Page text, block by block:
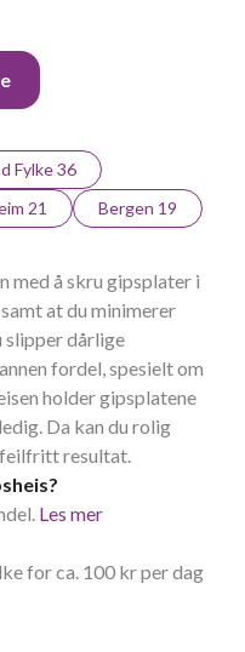
Fylke 36
21
Bergen 19
med å skru gipsplater i
at du minimerer
slipper dårlige
fordel, spesielt om
holder gipsplatene
Da kan du rolig
feilfritt resultat.
Les mer
for ca. 100 kr per dag